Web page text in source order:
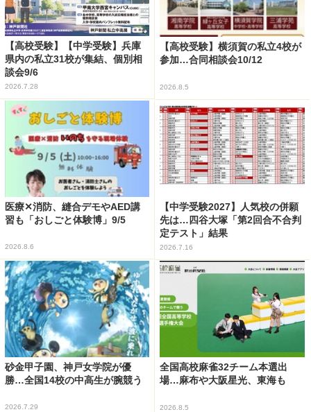
【高校受験】【中学受験】兵庫
県内の私立31校が集結、個別相
談会9/6
2026.7.28
【高校受験】横須賀の私立4校が
参加…合同相談会10/12
2026.8.5
医療✕消防、縫合デモやAED講
習も「おしごと体験博」9/5
2026.8.6
【中学受験2027】人気校の併願
先は…四谷大塚「第2回合不合判
定テスト」結果
2026.7.16
砂金甲子園、神戸女学院が優
勝…全国14校の中高生が腕競う
2026.7.29
全国高校麻雀32チーム本選出
場…麻布や大阪星光、東海も
2026.8.5